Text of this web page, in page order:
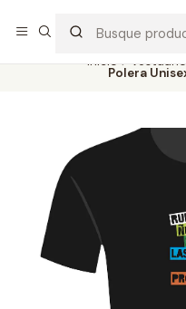
Inicio Vestuario
Polera